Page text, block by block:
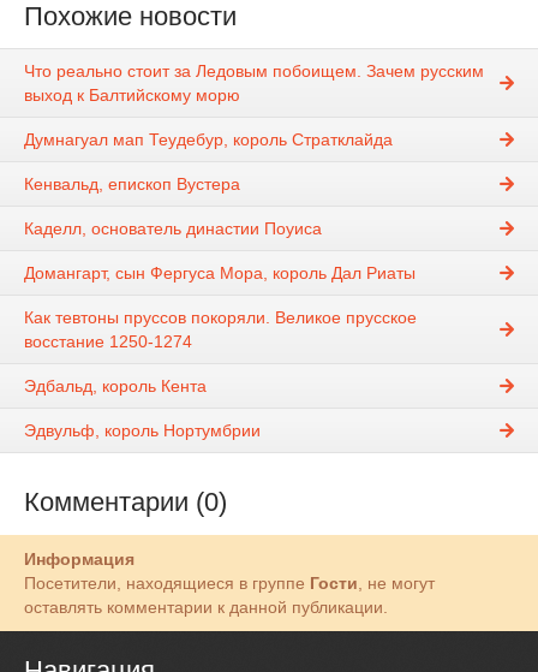
Похожие новости
Что реально стоит за Ледовым побоищем. Зачем русским
выход к Балтийскому морю
Думнагуал мап Теудебур, король Стратклайда
Кенвальд, епископ Вустера
Каделл, основатель династии Поуиса
Домангарт, сын Фергуса Мора, король Дал Риаты
Как тевтоны пруссов покоряли. Великое прусское
восстание 1250-1274
Эдбальд, король Кента
Эдвульф, король Нортумбрии
Комментарии (0)
Информация
Посетители, находящиеся в группе Гости , не могут
оставлять комментарии к данной публикации.